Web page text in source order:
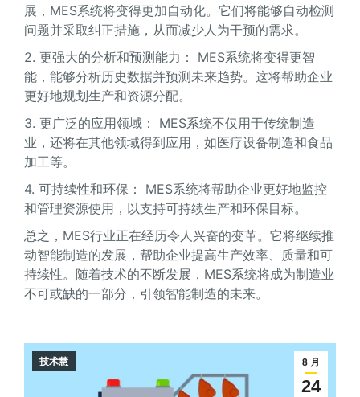
展，MES系统将变得更加自动化。它们将能够自动检测
问题并采取纠正措施，从而减少人为干预的需求。
2. 更强大的分析和预测能力： MES系统将变得更智
能，能够分析历史数据并预测未来趋势。这将帮助企业
更好地规划生产和资源分配。
3. 更广泛的应用领域： MES系统不仅用于传统制造
业，还将在其他领域得到应用，如医疗设备制造和食品
加工等。
4. 可持续性和环保： MES系统将帮助企业更好地监控
和管理资源使用，以支持可持续生产和环保目标。
总之，MES行业正在经历令人兴奋的变革。它将继续推
动智能制造的发展，帮助企业提高生产效率、质量和可
持续性。随着技术的不断发展，MES系统将成为制造业
不可或缺的一部分，引领智能制造的未来。
8 月
24
技术慧